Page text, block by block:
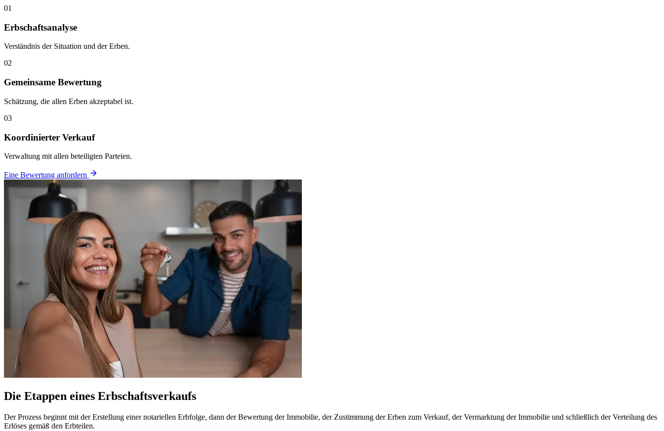
01
Erbschaftsanalyse
Verständnis der Situation und der Erben.
02
Gemeinsame Bewertung
Schätzung, die allen Erben akzeptabel ist.
03
Koordinierter Verkauf
Verwaltung mit allen beteiligten Parteien.
Eine Bewertung anfordern
Die Etappen eines Erbschaftsverkaufs
Der Prozess beginnt mit der Erstellung einer notariellen Erbfolge, dann der Bewertung der Immobilie, der Zustimmung der Erben zum Verkauf, der Vermarktung der Immobilie und schließlich der Verteilung des
Erlöses gemäß den Erbteilen.